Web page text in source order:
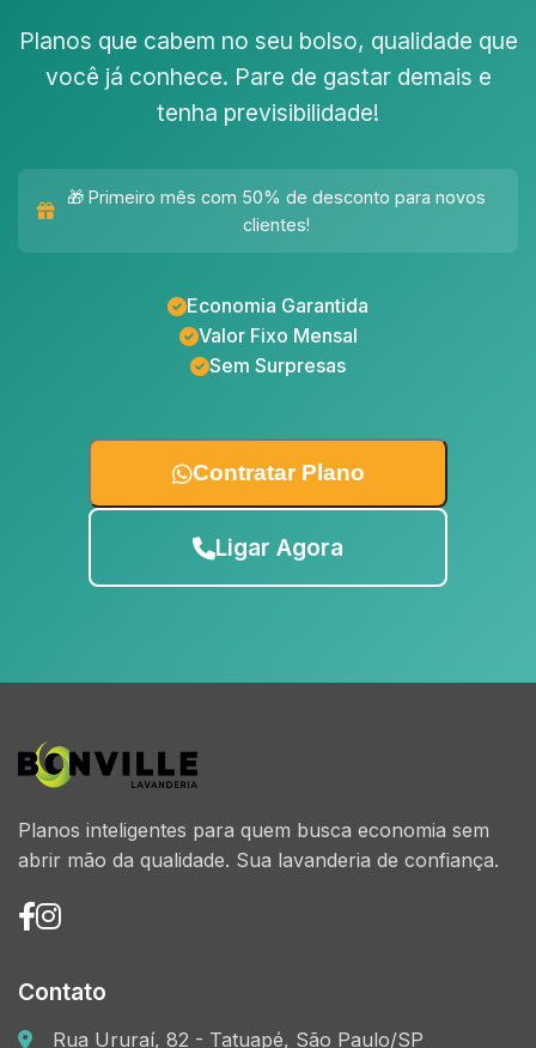
Planos que cabem no seu bolso, qualidade que
você já conhece. Pare de gastar demais e
tenha previsibilidade!
🎁 Primeiro mês com 50% de desconto para novos
clientes!
Economia Garantida
Valor Fixo Mensal
Sem Surpresas
Contratar Plano
Ligar Agora
Planos inteligentes para quem busca economia sem
abrir mão da qualidade. Sua lavanderia de confiança.
Contato
Rua Ururaí, 82 - Tatuapé, São Paulo/SP